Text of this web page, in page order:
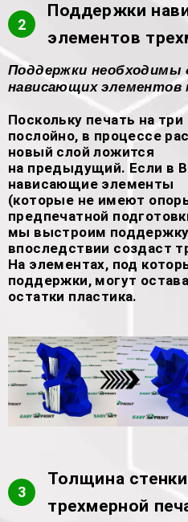
2
Поддержки
элементов
Поддержки необходимы
нависающих элементов
Поскольку печать на
послойно, в процессе
новый слой ложится
на предыдущий. Если в
нависающие элементы
(которые не имеют
предпечатной
мы выстроим
впоследствии создаст
На элементах, под
поддержки, могут
остатки пластика.
3
Толщина
трехмерной